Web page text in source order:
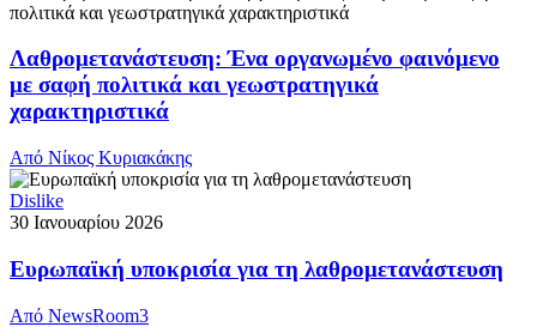
Λαθρομετανάστευση: Ένα οργανωμένο φαινόμενο
με σαφή πολιτικά και γεωστρατηγικά
χαρακτηριστικά
Από Νίκος Κυριακάκης
Dislike
30 Ιανουαρίου 2026
Ευρωπαϊκή υποκρισία για τη λαθρομετανάστευση
Από NewsRoom3